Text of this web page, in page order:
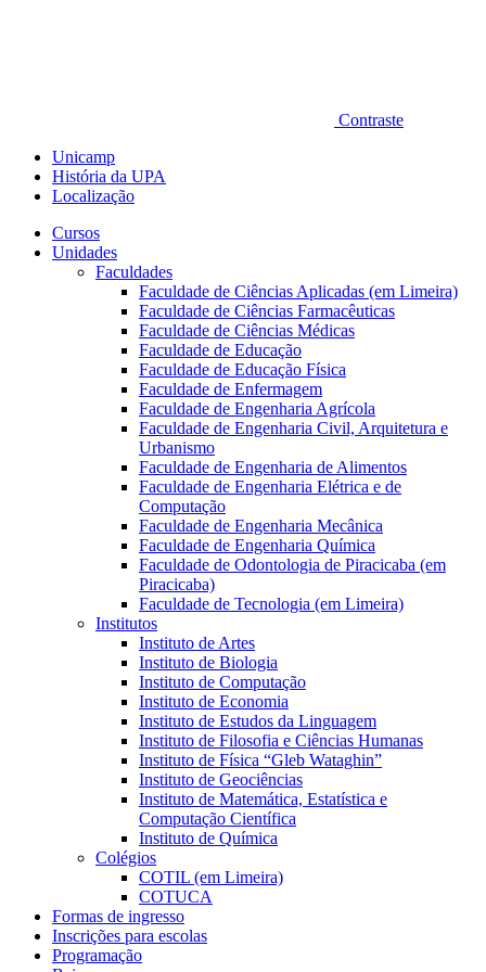
Contraste
Unicamp
História da UPA
Localização
Cursos
Unidades
Faculdades
Faculdade de Ciências Aplicadas (em Limeira)
Faculdade de Ciências Farmacêuticas
Faculdade de Ciências Médicas
Faculdade de Educação
Faculdade de Educação Física
Faculdade de Enfermagem
Faculdade de Engenharia Agrícola
Faculdade de Engenharia Civil, Arquitetura e
Urbanismo
Faculdade de Engenharia de Alimentos
Faculdade de Engenharia Elétrica e de
Computação
Faculdade de Engenharia Mecânica
Faculdade de Engenharia Química
Faculdade de Odontologia de Piracicaba (em
Piracicaba)
Faculdade de Tecnologia (em Limeira)
Institutos
Instituto de Artes
Instituto de Biologia
Instituto de Computação
Instituto de Economia
Instituto de Estudos da Linguagem
Instituto de Filosofia e Ciências Humanas
Instituto de Física “Gleb Wataghin”
Instituto de Geociências
Instituto de Matemática, Estatística e
Computação Científica
Instituto de Química
Colégios
COTIL (em Limeira)
COTUCA
Formas de ingresso
Inscrições para escolas
Programação